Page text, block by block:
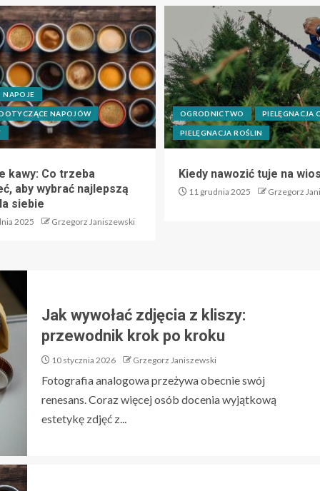
NAPOJE
NAPOJÓW
kawy: Co trzeba
aby wybrać najlepszą
siebie
2025 Grzegorz Janiszewski
OGRODNICTWO PIELĘGNACJA
PIELĘGNACJA ROŚLIN
Kiedy nawozić tuje na
11 grudnia 2025 Grzegorz
Jak wywołać zdjęcia z kliszy:
przewodnik krok po kroku
10 stycznia 2026 Grzegorz Janiszewski
Fotografia analogowa przeżywa obecnie swój
renesans. Coraz więcej osób docenia wyjątkową
estetykę zdjęć z...